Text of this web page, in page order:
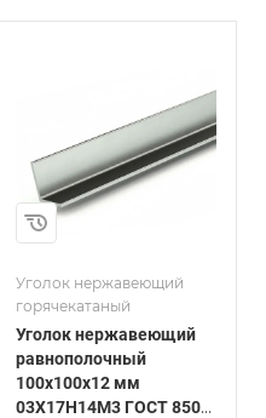
Уголок нержавеющий
горячекатаный
Уголок нержавеющий
равнополочный
100х100х12 мм
03Х17Н14М3 ГОСТ 8509-
Неравнополочны
Высота, мм
110
Толщина, мм
AISI 430
ГОСТ, ТУ
DIN 59370
Поверхность
Зеркальная